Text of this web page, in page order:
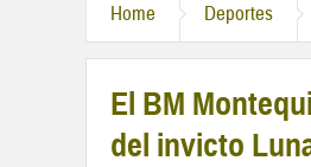
Home Deportes
El BM
del invicto